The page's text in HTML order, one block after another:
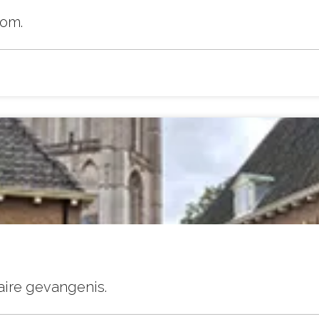
gevangenis.